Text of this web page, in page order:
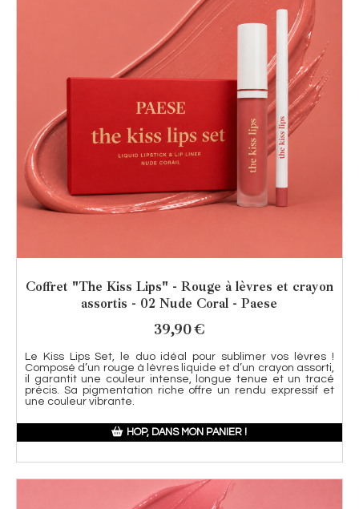
Coffret "The Kiss Lips" - Rouge à lèvres et crayon
assortis - 02 Nude Coral - Paese
39,90€
Le Kiss Lips Set, le duo idéal pour sublimer vos lèvres !
Composé d’un rouge à lèvres liquide et d’un crayon assorti,
il garantit une couleur intense, longue tenue et un tracé
précis. Sa pigmentation riche offre un rendu expressif et
une couleur vibrante.
HOP, DANS MON PANIER !